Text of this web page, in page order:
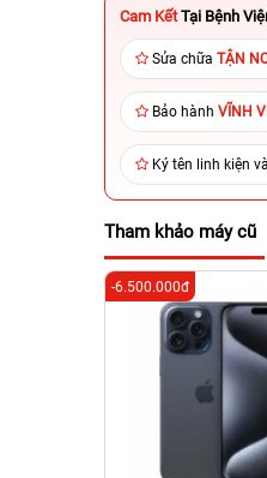
Cam Kết Tại Bệnh
Sửa chữa TẬN
Bảo hành VĨNH
Ký tên linh kiện
Tham khảo máy cũ
-6.500.000đ